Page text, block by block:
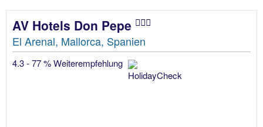
AV Hotels Don Pepe
El Arenal, Mallorca, Spanien
4.3 - 77 % Weiterempfehlung